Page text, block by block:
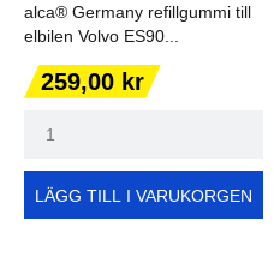
alca® Germany refillgummi till
elbilen Volvo ES90...
Pris
259,00 kr
LÄGG TILL I VARUKORGEN